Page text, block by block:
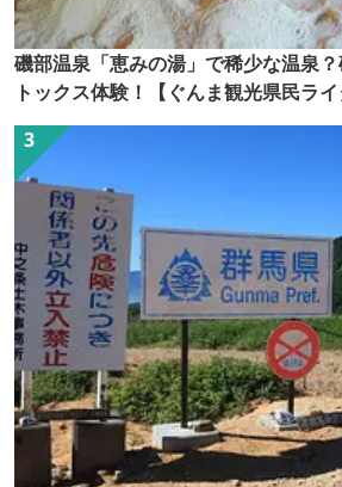
磯部温泉「恵みの湯」で稀少な温泉
トックス体験！【ぐんま観光県民ライ